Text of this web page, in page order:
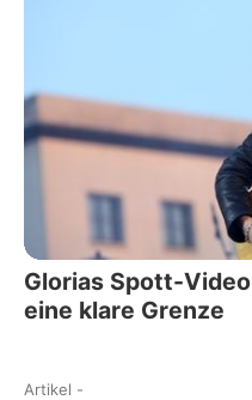
Glorias Spott-
eine klare Grenze
Artikel -